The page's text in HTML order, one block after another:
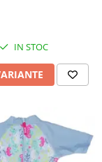
IN STOC